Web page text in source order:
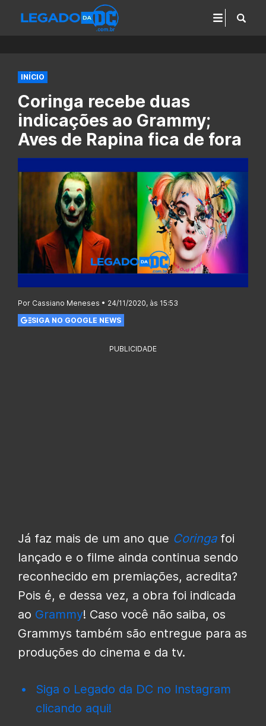
INÍCIO
Coringa recebe duas
indicações ao Grammy;
Aves de Rapina fica de fora
Por Cassiano Meneses • 24/11/2020, às 15:53
SIGA NO GOOGLE NEWS
PUBLICIDADE
Já faz mais de um ano que Coringafoi
lançado e o filme ainda continua sendo
reconhecido em premiações, acredita?
Pois é, e dessa vez, a obra foi indicada
ao Grammy! Caso você não saiba, os
Grammys também são entregue para as
produções do cinema e da tv.
Siga o Legado da DC no Instagram
clicando aqui!